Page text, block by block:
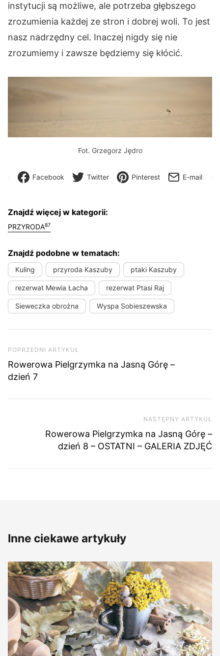
instytucji są możliwe, ale potrzeba głębszego
zrozumienia każdej ze stron i dobrej woli. To jest
nasz nadrzędny cel. Inaczej nigdy się nie
zrozumiemy i zawsze będziemy się kłócić.
Fot. Grzegorz Jędro
Facebook Twitter Pinterest E-mail
Znajdź więcej w kategorii:
PRZYRODA87
Znajdź podobne w tematach:
Kuling przyroda Kaszuby ptaki Kaszuby
rezerwat Mewia Łacha rezerwat Ptasi Raj
Sieweczka obrożna Wyspa Sobieszewska
Poprzedni artykuł
POPRZEDNI ARTYKUŁ
Rowerowa Pielgrzymka na Jasną Górę –
dzień 7
NASTĘPNY ARTYKUŁ
Rowerowa Pielgrzymka na Jasną Górę –
dzień 8 – OSTATNI – GALERIA ZDJĘĆ
Inne ciekawe artykuły